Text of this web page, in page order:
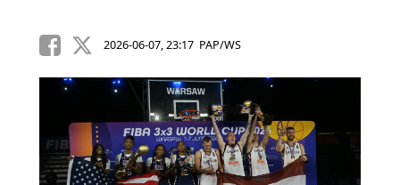
2026-06-07, 23:17 PAP/WS